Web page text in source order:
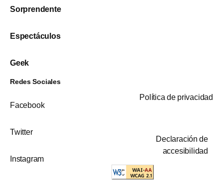
Sorprendente
Espectáculos
Geek
Redes Sociales
Facebook
Twitter
Instagram
Política de privacidad
Declaración de
accesibilidad